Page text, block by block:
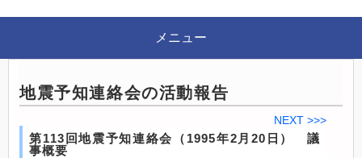
メニュー
地震予知連絡会の活動報告
NEXT >>>
第113回地震予知連絡会（1995年2月20日） 議
事概要